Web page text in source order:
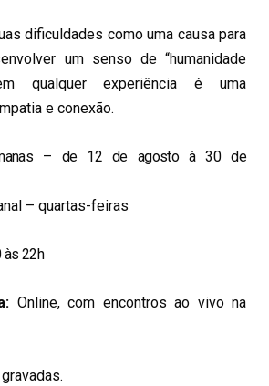
dificuldades como uma causa para
um senso de “humanidade
qualquer experiência é uma
e conexão.
– de 12 de agosto à 30 de
– quartas-feiras
às 22h
Online, com encontros ao vivo na